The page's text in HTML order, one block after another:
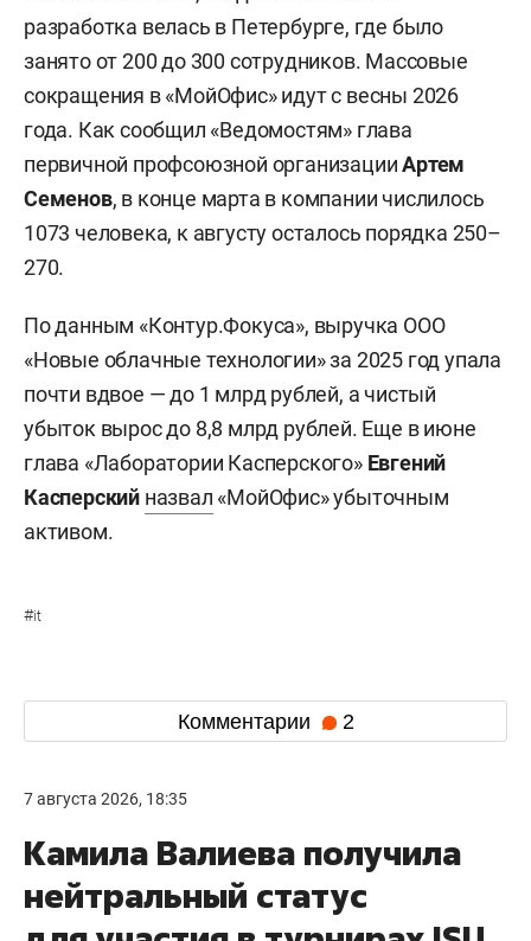
разработка велась в Петербурге, где было
занято от 200 до 300 сотрудников. Массовые
сокращения в «МойОфис» идут с весны 2026
года. Как сообщил «Ведомостям» глава
первичной профсоюзной организацииАртем
Семенов, в конце марта в компании числилось
1073 человека, к августу осталось порядка 250–
270.
По данным «Контур.Фокуса», выручка ООО
«Новые облачные технологии» за 2025 год упала
почти вдвое — до 1 млрд рублей, а чистый
убыток вырос до 8,8 млрд рублей. Еще в июне
глава «Лаборатории Касперского» Евгений
Касперский назвал «МойОфис» убыточным
активом.
#it
Комментарии 2
7 августа 2026, 18:35
Камила Валиева получила
нейтральный статус